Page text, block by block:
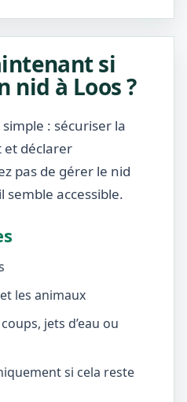
si
nid à Loos ?
: sécuriser la
et déclarer
pas de gérer le nid
semble accessible.
les animaux
jets d’eau ou
si cela reste